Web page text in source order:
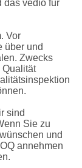
das vedio für
Vor
über und
Zwecks
Qualität
sind
Sie zu
und
annehmen